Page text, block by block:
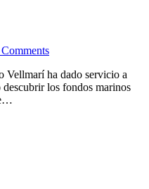
Vellmarí ha dado servicio a
los fondos marinos